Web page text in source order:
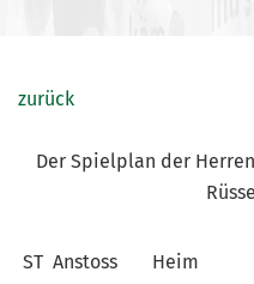
VERANSTALTUNGEN
ARCHIV
zurück
Der Spielplan der
ST Anstoss Heim